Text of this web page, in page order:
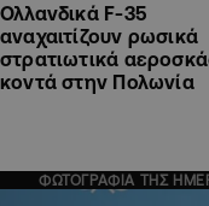
Ολλανδικά F-35
αναχαιτίζουν ρωσικά
στρατιωτικά
κοντά στην Πολωνία
ΦΩΤΟΓΡΑΦΙΑ ΤΗΣ